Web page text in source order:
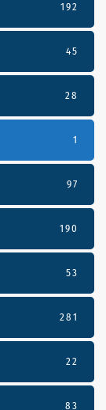
192
45
28
1
97
190
53
281
22
83